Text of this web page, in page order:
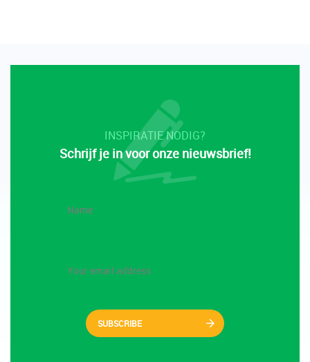
INSPIRATIE NODIG?
Schrijf je in voor onze nieuwsbrief!
SUBSCRIBE